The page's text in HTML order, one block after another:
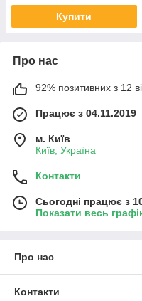
Купити
Про нас
92% позитивних з 12
Працює з 04.11.2019
м. Київ
Київ, Україна
Контакти
Сьогодні працює з
Показати весь
Про нас
Контакти